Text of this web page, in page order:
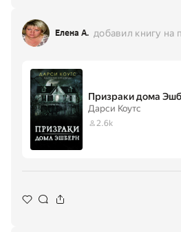
Елена А. добавил книгу на
Призраки дома
Дарси Коутс
2.6k